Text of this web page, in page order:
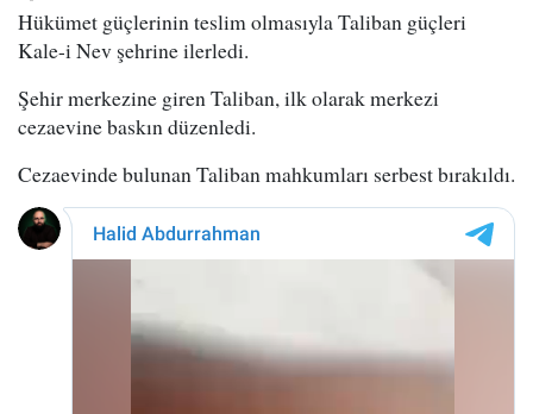
Hükümet güçlerinin teslim olmasıyla Taliban güçleri
Kale-i Nev şehrine ilerledi.
Şehir merkezine giren Taliban, ilk olarak merkezi
cezaevine baskın düzenledi.
Cezaevinde bulunan Taliban mahkumları serbest bırakıldı.